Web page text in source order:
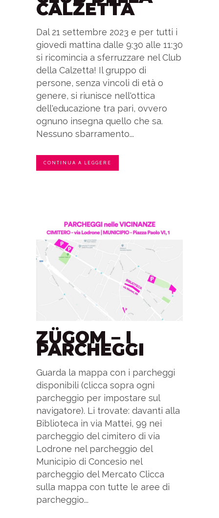
CALZETTA
Dal 21 settembre 2023 e per tutti i
giovedì mattina dalle 9:30 alle 11:30
si ricomincia a sferruzzare nel Club
della Calzetta! Il gruppo di
persone, senza vincoli di età o
genere, si riunisce nell'ottica
dell'educazione tra pari, ovvero
ognuno insegna quello che sa.
Nessuno sbarramento...
CONTINUA A LEGGERE
ZÜGOM – I
PARCHEGGI
Guarda la mappa con i parcheggi
disponibili (clicca sopra ogni
parcheggio per impostare sul
navigatore). Li trovate: davanti alla
Biblioteca in via Mattei, 99 nei
parcheggio del cimitero di via
Lodrone nel parcheggio del
Municipio di Concesio nel
parcheggio del Mercato Clicca
sulla mappa con tutte le aree di
parcheggio...